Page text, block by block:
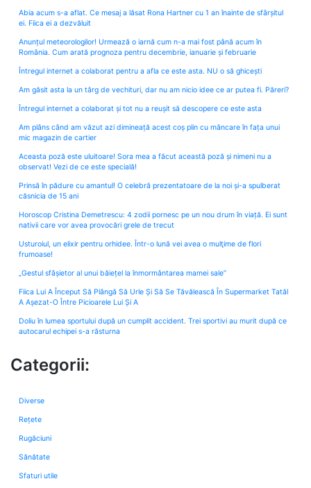
Abia acum s-a aflat. Ce mesaj a lăsat Rona Hartner cu 1 an înainte de sfârșitul
ei. Fiica ei a dezvăluit
Anunțul meteorologilor! Urmează o iarnă cum n-a mai fost până acum în
România. Cum arată prognoza pentru decembrie, ianuarie și februarie
Întregul internet a colaborat pentru a afla ce este asta. NU o să ghicești
Am găsit asta la un târg de vechituri, dar nu am nicio idee ce ar putea fi. Păreri?
Întregul internet a colaborat și tot nu a reușit să descopere ce este asta
Am plâns când am văzut azi dimineață acest coș plin cu mâncare în fața unui
mic magazin de cartier
Aceasta poză este uluitoare! Sora mea a făcut această poză și nimeni nu a
observat! Vezi de ce este specială!
Prinsă în pădure cu amantul! O celebră prezentatoare de la noi și-a spulberat
căsnicia de 15 ani
Horoscop Cristina Demetrescu: 4 zodii pornesc pe un nou drum în viață. Ei sunt
nativii care vor avea provocări grele de trecut
Usturoiul, un elixir pentru orhidee. Într-o lună vei avea o mulţime de flori
frumoase!
„Gestul sfâșietor al unui băiețel la înmormântarea mamei sale”
Fiica Lui A Început Să Plângă Să Urle Și Să Se Tăvălească În Supermarket Tatăl
A Așezat-O Între Picioarele Lui Și A
Doliu în lumea sportului după un cumplit accident. Trei sportivi au murit după ce
autocarul echipei s-a răsturna
Categorii:
Diverse
Rețete
Rugăciuni
Sănătate
Sfaturi utile